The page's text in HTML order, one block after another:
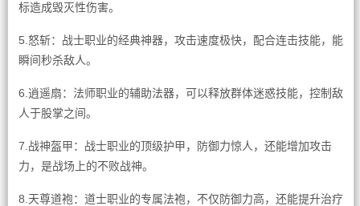
标造成毁灭性伤害。
5.怒斩：战士职业的经典神器，攻击速度极快，配合连击技能，能
瞬间秒杀敌人。
6.逍遥扇：法师职业的辅助法器，可以释放群体迷惑技能，控制敌
人于股掌之间。
7.战神盔甲：战士职业的顶级护甲，防御力惊人，还能增加攻击
力，是战场上的不败战神。
8.天尊道袍：道士职业的专属法袍，不仅防御力高，还能提升治疗